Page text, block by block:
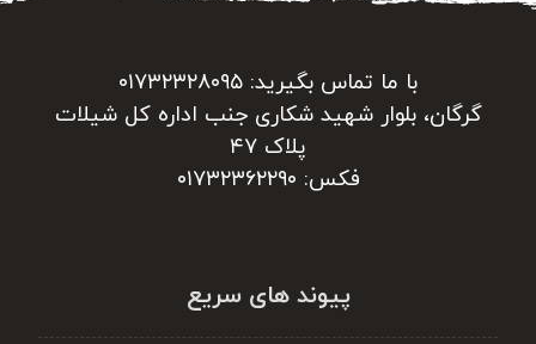
با ما تماس بگیرید: ۰۱۷۳۲۳۲۸۰۹۵
گرگان، بلوار شهید شکاری جنب اداره کل شیلات
پلاک ۴۷
فکس: ۰۱۷۳۲۳۶۲۲۹۰
پیوند های سریع